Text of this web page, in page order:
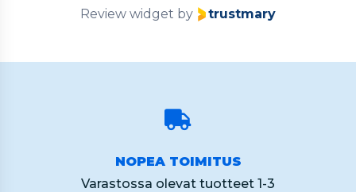
Review widget by trustmary
NOPEA TOIMITUS
Varastossa olevat tuotteet 1-3